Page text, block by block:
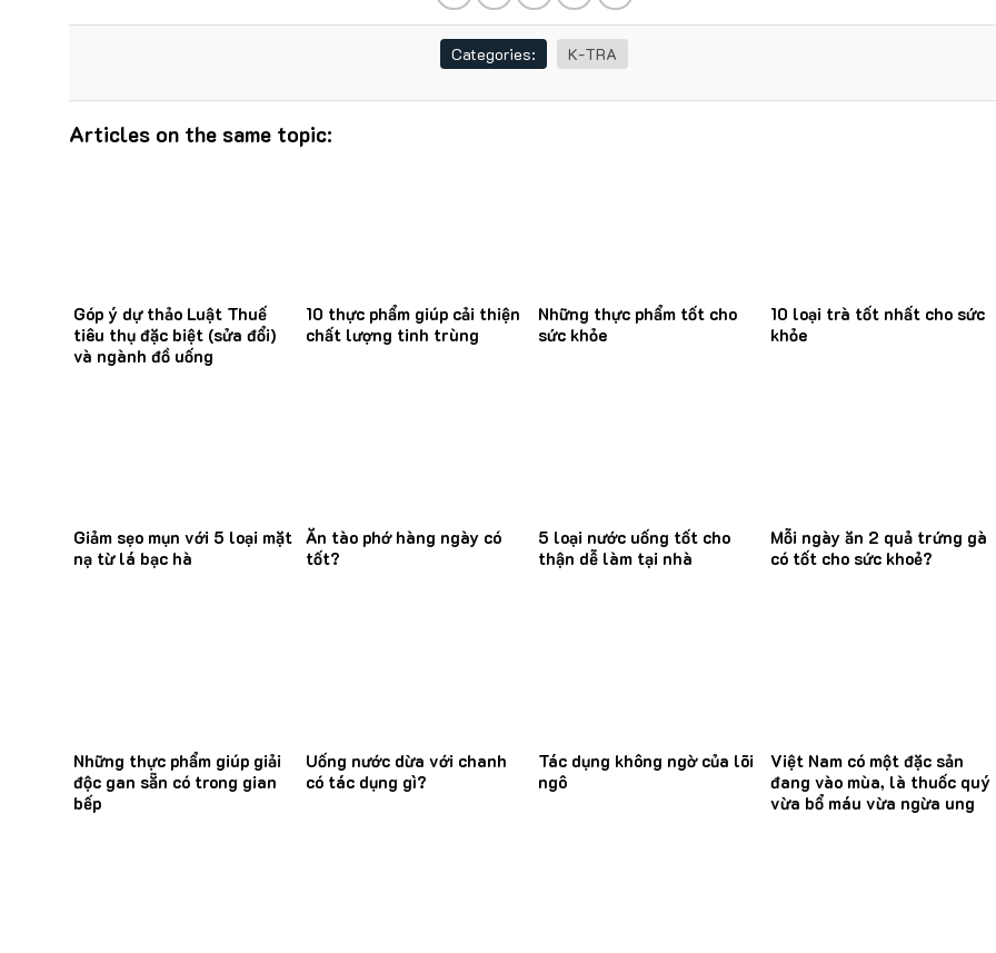
Categories: K-TRA
Articles on the same topic:
Góp ý dự thảo Luật Thuế
tiêu thụ đặc biệt (sửa đổi)
và ngành đồ uống
10 thực phẩm giúp cải thiện
chất lượng tinh trùng
Những thực phẩm tốt cho
sức khỏe
10 loại trà tốt nhất cho sức
khỏe
Giảm sẹo mụn với 5 loại mặt
nạ từ lá bạc hà
Ăn tào phớ hàng ngày có
tốt?
5 loại nước uống tốt cho
thận dễ làm tại nhà
Mỗi ngày ăn 2 quả trứng gà
có tốt cho sức khoẻ?
Những thực phẩm giúp giải
độc gan sẵn có trong gian
bếp
Uống nước dừa với chanh
có tác dụng gì?
Tác dụng không ngờ của lõi
ngô
Việt Nam có một đặc sản
đang vào mùa, là thuốc quý
vừa bổ máu vừa ngừa ung